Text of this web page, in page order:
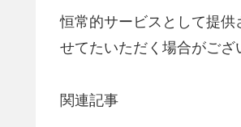
恒常的サービスとして提
せてたいただく場合がござ
関連記事